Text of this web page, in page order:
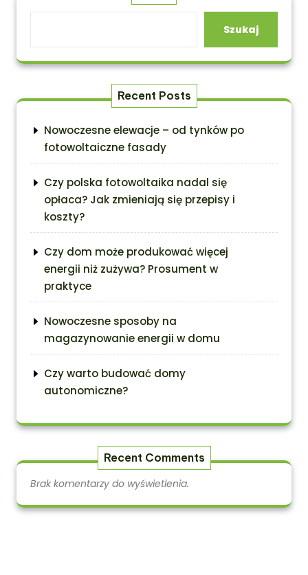
Szukaj
Recent Posts
Nowoczesne elewacje – od tynków po
fotowoltaiczne fasady
Czy polska fotowoltaika nadal się
opłaca? Jak zmieniają się przepisy i
koszty?
Czy dom może produkować więcej
energii niż zużywa? Prosument w
praktyce
Nowoczesne sposoby na
magazynowanie energii w domu
Czy warto budować domy
autonomiczne?
Recent Comments
Brak komentarzy do wyświetlenia.